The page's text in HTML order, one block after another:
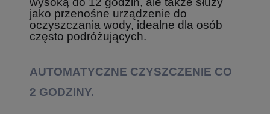
jako przenośne urządzenie do
oczyszczania wody, idealne dla osób
często podróżujących.
AUTOMATYCZNE CZYSZCZENIE CO
2 GODZINY.